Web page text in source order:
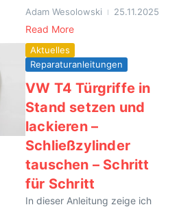
Adam Wesolowski 25.11.2025
Read More
Aktuelles
Reparaturanleitungen
VW T4 Türgriffe in
Stand setzen und
lackieren –
Schließzylinder
tauschen – Schritt
für Schritt
In dieser Anleitung zeige ich